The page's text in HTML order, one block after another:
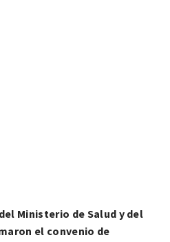
Ministerio de Salud y del
el convenio de